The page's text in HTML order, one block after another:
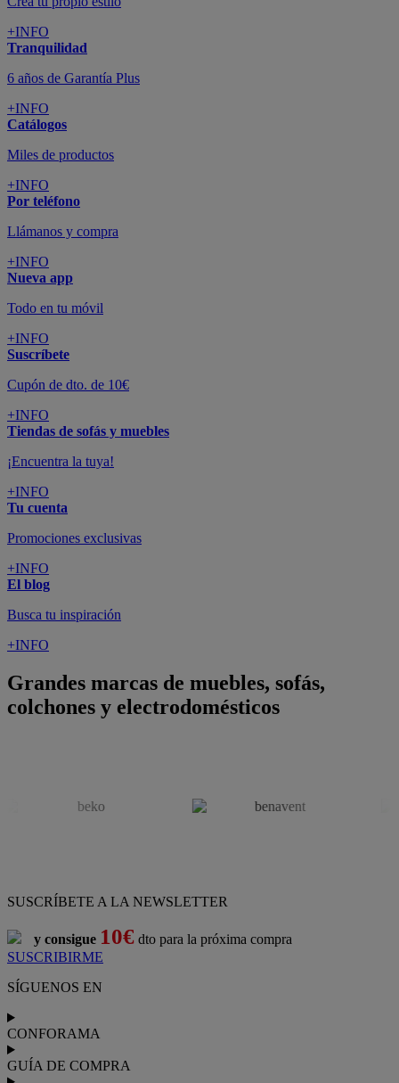
+INFO
Tranquilidad
6 años de Garantía Plus
+INFO
Catálogos
Miles de productos
+INFO
Por teléfono
Llámanos y compra
+INFO
Nueva app
Todo en tu móvil
+INFO
Suscríbete
Cupón de dto. de 10€
+INFO
Tiendas de sofás y muebles
¡Encuentra la tuya!
+INFO
Tu cuenta
Promociones exclusivas
+INFO
El blog
Busca tu inspiración
+INFO
Grandes marcas de muebles, sofás,
colchones y electrodomésticos
SUSCRÍBETE A LA NEWSLETTER
y consigue 10€ dto para la próxima compra
SUSCRIBIRME
SÍGUENOS EN
CONFORAMA
GUÍA DE COMPRA